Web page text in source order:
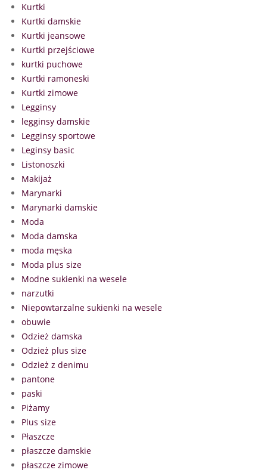
Kurtki
Kurtki damskie
Kurtki jeansowe
Kurtki przejściowe
kurtki puchowe
Kurtki ramoneski
Kurtki zimowe
Legginsy
legginsy damskie
Legginsy sportowe
Leginsy basic
Listonoszki
Makijaż
Marynarki
Marynarki damskie
Moda
Moda damska
moda męska
Moda plus size
Modne sukienki na wesele
narzutki
Niepowtarzalne sukienki na wesele
obuwie
Odzież damska
Odzież plus size
Odzież z denimu
pantone
paski
Piżamy
Plus size
Płaszcze
płaszcze damskie
płaszcze zimowe